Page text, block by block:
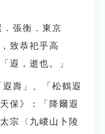
張衡．東京
致恭祀乎高
遐，逝也。」
壽」、「松鶴遐
保》：「降爾遐
宗〈九嵕山卜陵